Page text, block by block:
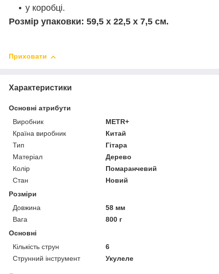
у коробці.
Розмір упаковки: 59,5 х 22,5 х 7,5 см.
Приховати
Характеристики
Основні атрибути
Виробник
METR+
Країна виробник
Китай
Тип
Гітара
Матеріал
Дерево
Колір
Помаранчевий
Стан
Новий
Розміри
Довжина
58 мм
Вага
800 г
Основні
Кількість струн
6
Струнний інструмент
Укулеле